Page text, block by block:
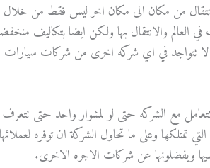
من مكان الى مكان اخر ليس فقط من خلال
العالم والانتقال بها ولكن ايضا بتكاليف
لا تتواجد في اي شركه اخرى من شركات سيارات
مع الشركه حتى لو لمشوار واحد حتى تتعرف
تمتلكها وعلى ما تحاول الشركة ان توفره
ويفضلونها عن شركات الاجره الاخرى.